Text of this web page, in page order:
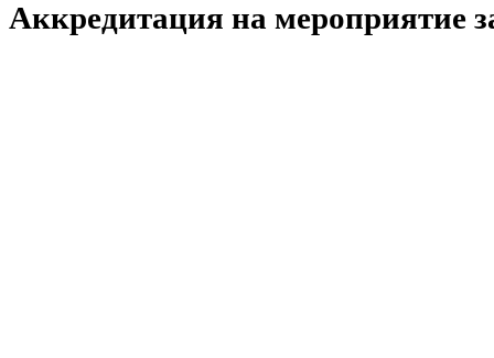
Аккредитация на мероприятие